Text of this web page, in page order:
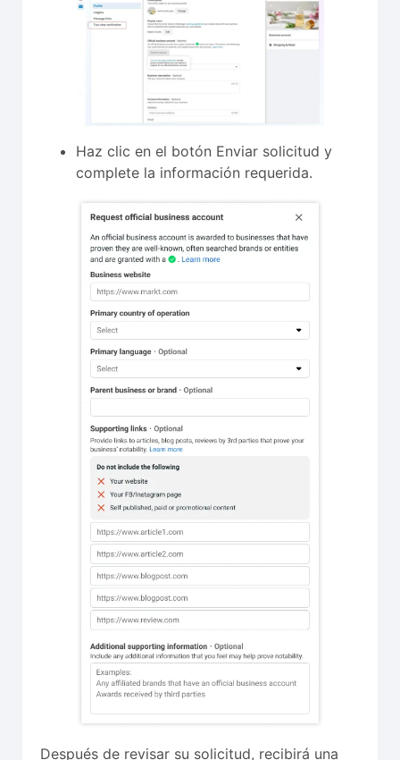
Haz clic en el botón Enviar solicitud y
complete la información requerida.
Después de revisar su solicitud, recibirá una